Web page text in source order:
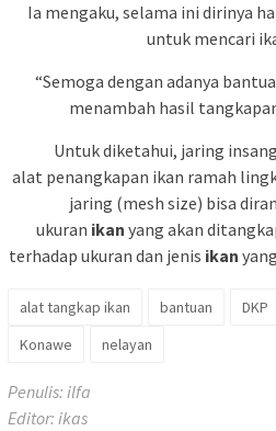
Ia mengaku, selama ini dirinya
untuk mencari
“Semoga dengan adanya
menambah hasil
Untuk diketahui, jaring
alat penangkapan ikan ramah
jaring (mesh size) bisa
ukuran ikan yang akan
terhadap ukuran dan jenis ikan
alat tangkap ikan bantuan DKP
Konawe
nelayan
Penulis: ilfa
Editor: ikas